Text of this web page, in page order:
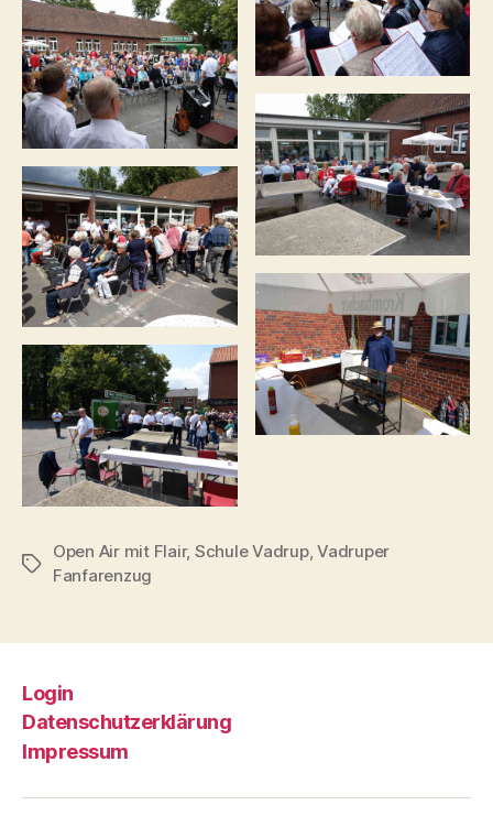
Schlagwörter
Open Air mit Flair, Schule Vadrup,Vadruper
Fanfarenzug
Login
Datenschutzerklärung
Impressum